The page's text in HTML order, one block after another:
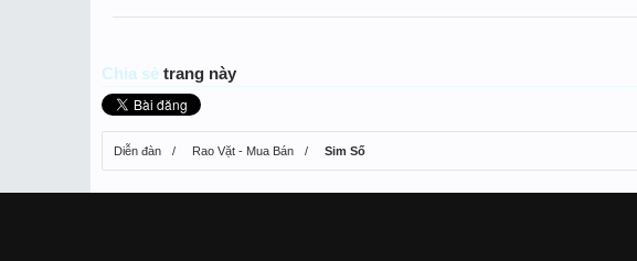
Chia sẻ trang này
Diễn đàn Rao Vặt - Mua Bán Sim Số